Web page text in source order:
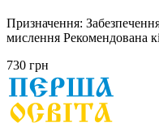
Призначення:
мислення Рекомендована
730 грн